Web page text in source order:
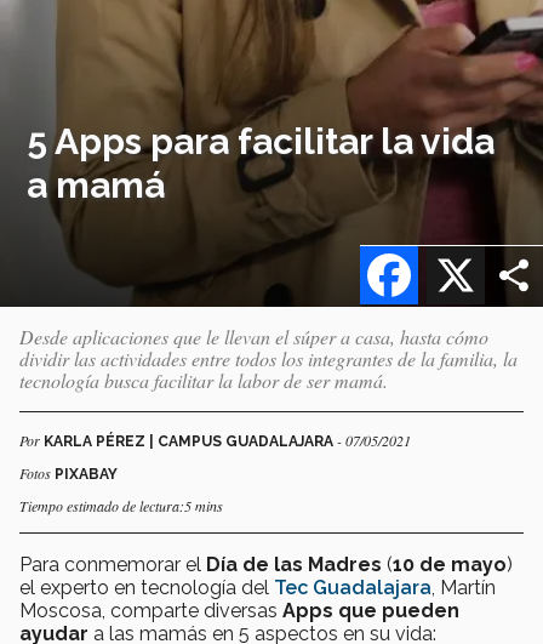
5 Apps para facilitar la vida
a mamá
X
Facebook
Desde aplicaciones que le llevan el súper a casa, hasta cómo
dividir las actividades entre todos los integrantes de la familia, la
tecnología busca facilitar la labor de ser mamá.
Por KARLA PÉREZ | CAMPUS GUADALAJARA - 07/05/2021
Fotos PIXABAY
Tiempo estimado de lectura:5 mins
Para conmemorar el Día de las Madres (10 de mayo)
el experto en tecnología del Tec Guadalajara , Martín
Moscosa, comparte diversas Apps que pueden
ayudar a las mamás en 5 aspectos en su vida: